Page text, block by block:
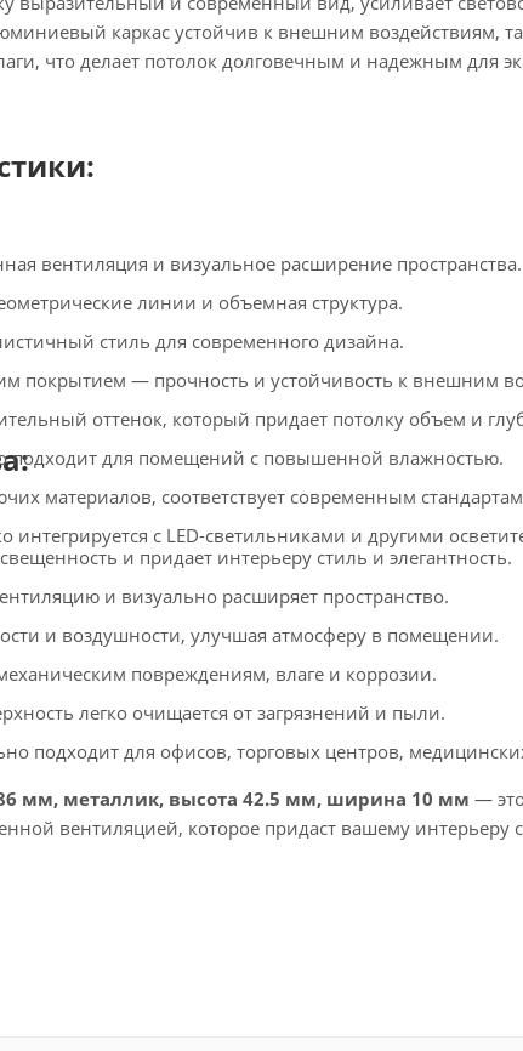
каркас устойчив к внешним воздействиям,
что делает потолок долговечным и надежным для
вентиляция и визуальное расширение пространства.
линии и объемная структура.
стиль для современного дизайна.
покрытием — прочность и устойчивость к внешним
оттенок, который придает потолку объем и
для помещений с повышенной влажностью.
материалов, соответствует современным
интегрируется с LED-светильниками и другими
и придает интерьеру стиль и элегантность.
и визуально расширяет пространство.
и воздушности, улучшая атмосферу в помещении.
повреждениям, влаге и коррозии.
легко очищается от загрязнений и пыли.
подходит для офисов, торговых центров,
мм, металлик, высота 42.5 мм, ширина 10 мм —
вентиляцией, которое придаст вашему интерьеру